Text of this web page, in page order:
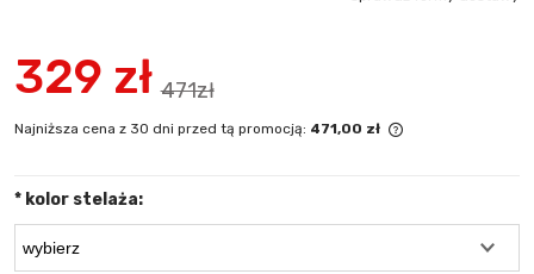
329 zł 471zł
Najniższa cena z 30 dni przed tą promocją: 471,00 zł
się w sprzedaży.
* kolor stelaża: